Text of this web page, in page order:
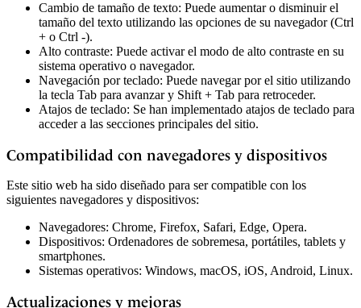
Cambio de tamaño de texto: Puede aumentar o disminuir el
tamaño del texto utilizando las opciones de su navegador (Ctrl
+ o Ctrl -).
Alto contraste: Puede activar el modo de alto contraste en su
sistema operativo o navegador.
Navegación por teclado: Puede navegar por el sitio utilizando
la tecla Tab para avanzar y Shift + Tab para retroceder.
Atajos de teclado: Se han implementado atajos de teclado para
acceder a las secciones principales del sitio.
Compatibilidad con navegadores y dispositivos
Este sitio web ha sido diseñado para ser compatible con los
siguientes navegadores y dispositivos:
Navegadores: Chrome, Firefox, Safari, Edge, Opera.
Dispositivos: Ordenadores de sobremesa, portátiles, tablets y
smartphones.
Sistemas operativos: Windows, macOS, iOS, Android, Linux.
Actualizaciones y mejoras